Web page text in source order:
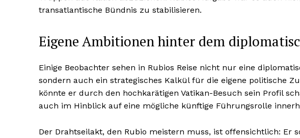
transatlantische Bündnis zu stabilisieren.
Eigene Ambitionen hinter dem
Einige Beobachter sehen in Rubios Reise nicht nur eine
sondern auch ein strategisches Kalkül für die eigene politische
könnte er durch den hochkarätigen Vatikan-Besuch sein Profil
auch im Hinblick auf eine mögliche künftige Führungsrolle
Der Drahtseilakt, den Rubio meistern muss, ist offensichtlich: Er